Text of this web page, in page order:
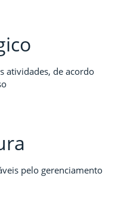
atividades, de acordo
pelo gerenciamento